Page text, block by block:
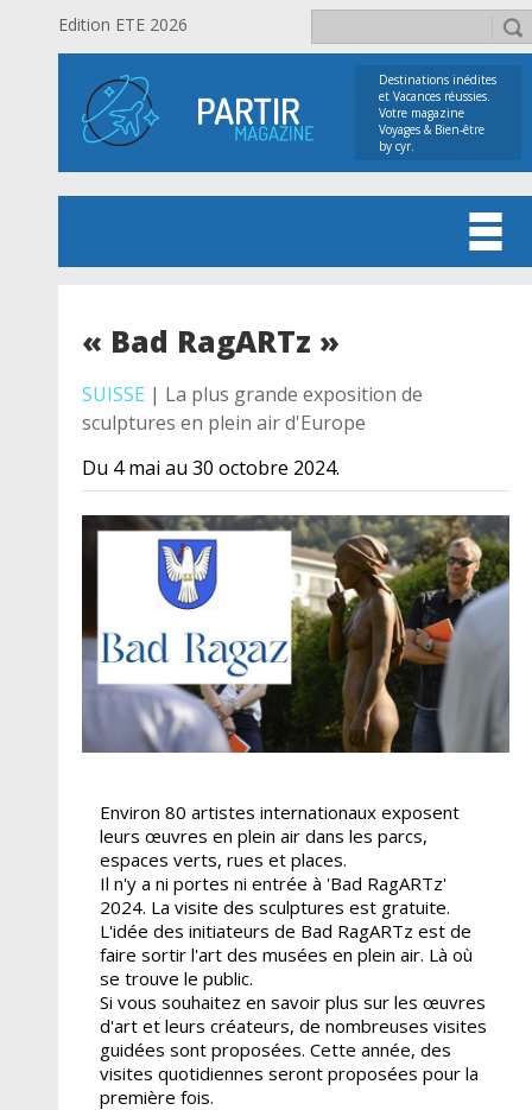
Edition ETE 2026
Destinations inédites
et Vacances réussies.
Votre magazine
Voyages & Bien-être
by cyr.
« Bad RagARTz »
SUISSE | La plus grande exposition de
sculptures en plein air d'Europe
Du 4 mai au 30 octobre 2024.
Environ 80 artistes internationaux exposent
leurs œuvres en plein air dans les parcs,
espaces verts, rues et places.
Il n'y a ni portes ni entrée à 'Bad RagARTz'
2024. La visite des sculptures est gratuite.
L'idée des initiateurs de Bad RagARTz est de
faire sortir l'art des musées en plein air. Là où
se trouve le public.
Si vous souhaitez en savoir plus sur les œuvres
d'art et leurs créateurs, de nombreuses visites
guidées sont proposées. Cette année, des
visites quotidiennes seront proposées pour la
première fois.